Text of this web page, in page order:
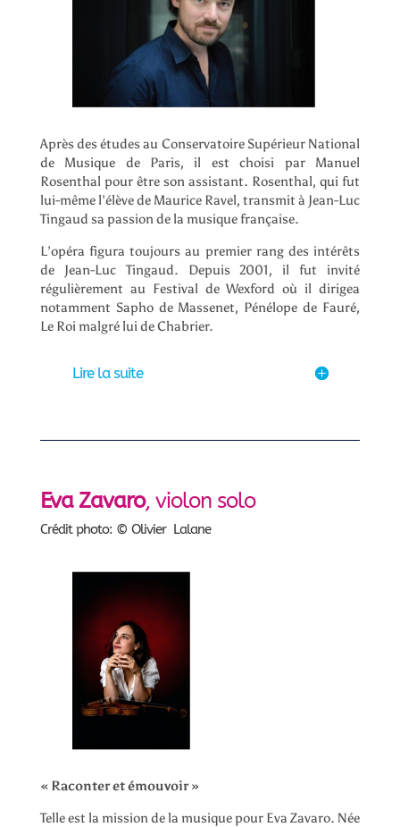
Après des études au Conservatoire Supérieur National
de Musique de Paris, il est choisi par Manuel
Rosenthal pour être son assistant. Rosenthal, qui fut
lui-même l’élève de Maurice Ravel, transmit à Jean-Luc
Tingaud sa passion de la musique française.
L’opéra figura toujours au premier rang des intérêts
de Jean-Luc Tingaud. Depuis 2001, il fut invité
régulièrement au Festival de Wexford où il dirigea
notamment Sapho de Massenet, Pénélope de Fauré,
Le Roi malgré lui de Chabrier.
Lire la suite
Eva Zavaro, violon solo
Crédit photo: © Olivier Lalane
« Raconter et émouvoir »
Telle est la mission de la musique pour Eva Zavaro. Née